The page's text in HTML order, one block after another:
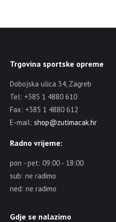
Trgovina sportske opreme
Dobojska ulica 34, Zagreb
Tel: +385 1 4880 610
Fax: +385 1 4880 612
E-mail: shop@zutimacak.hr
Radno vrijeme:
pon - pet: 09:00 - 18:00
sub: ne radimo
ned: ne radimo
Gdje se nalazimo